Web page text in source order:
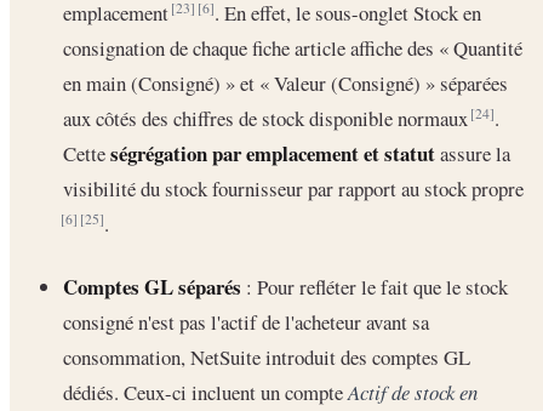
emplacement[23] [6]. En effet, le sous-onglet Stock en
consignation de chaque fiche article affiche des « Quantité
en main (Consigné) » et « Valeur (Consigné) » séparées
aux côtés des chiffres de stock disponible normaux[24].
Cetteségrégation par emplacement et statutassure la
visibilité du stock fournisseur par rapport au stock propre
[6] [25].
Comptes GL séparés : Pour refléter le fait que le stock
consigné n'est pas l'actif de l'acheteur avant sa
consommation, NetSuite introduit des comptes GL
dédiés. Ceux-ci incluent un compteActif de stock en